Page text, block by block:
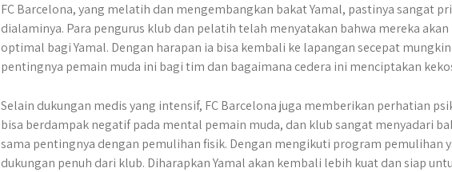
FC Barcelona, yang melatih dan mengembangkan bakat Yamal, pastinya sangat
dialaminya. Para pengurus klub dan pelatih telah menyatakan bahwa mereka
optimal bagi Yamal. Dengan harapan ia bisa kembali ke lapangan secepat
pentingnya pemain muda ini bagi tim dan bagaimana cedera ini menciptakan
Selain dukungan medis yang intensif, FC Barcelona juga memberikan perhatian
bisa berdampak negatif pada mental pemain muda, dan klub sangat menyadari
sama pentingnya dengan pemulihan fisik. Dengan mengikuti program pemulihan
dukungan penuh dari klub. Diharapkan Yamal akan kembali lebih kuat dan siap